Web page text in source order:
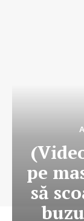
pe
să